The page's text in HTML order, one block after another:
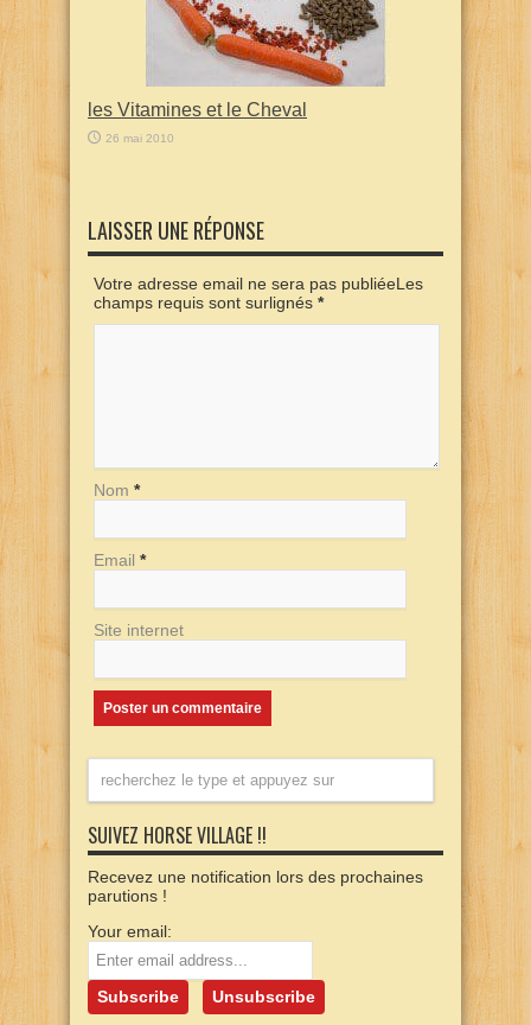
les Vitamines et le Cheval
26 mai 2010
LAISSER UNE RÉPONSE
Votre adresse email ne sera pas publiéeLes
champs requis sont surlignés *
Nom *
Email *
Site internet
SUIVEZ HORSE VILLAGE !!
Recevez une notification lors des prochaines
parutions !
Your email: